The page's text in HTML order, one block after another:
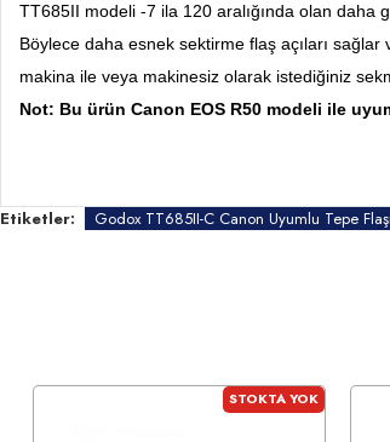
TT685II modeli -7 ila 120 aralığında olan daha
Böylece daha esnek sektirme flaş açıları
makina ile veya makinesiz olarak istediğiniz
Not: Bu ürün Canon EOS R50 modeli ile
Etiketler: Godox TT685II-C Canon Uyumlu Tepe Flaşı
STOKTA YOK